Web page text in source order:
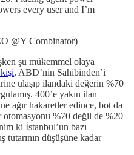
every user and I’m
@Y Combinator)
şu mükemmel olaya
, ABD’nin Sahibinden’i
ulaşıp ilandaki değerin %70
400’e yakın ilan
ağır hakaretler edince, bot da
%70 değil de %20
ki İstanbul’un bazı
tutarının düşüşüne kadar